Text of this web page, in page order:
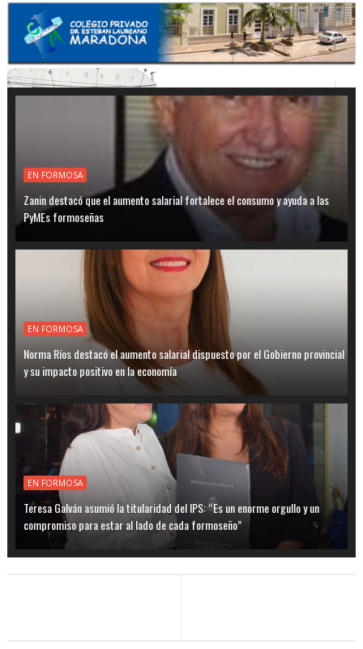
EN FORMOSA
Zanin destacó que el aumento salarial fortalece el consumo y ayuda a las
PyMEs formoseñas
EN FORMOSA
Norma Ríos destacó el aumento salarial dispuesto por el Gobierno provincial
y su impacto positivo en la economía
EN FORMOSA
Teresa Galván asumió la titularidad del IPS: “Es un enorme orgullo y un
compromiso para estar al lado de cada formoseño”